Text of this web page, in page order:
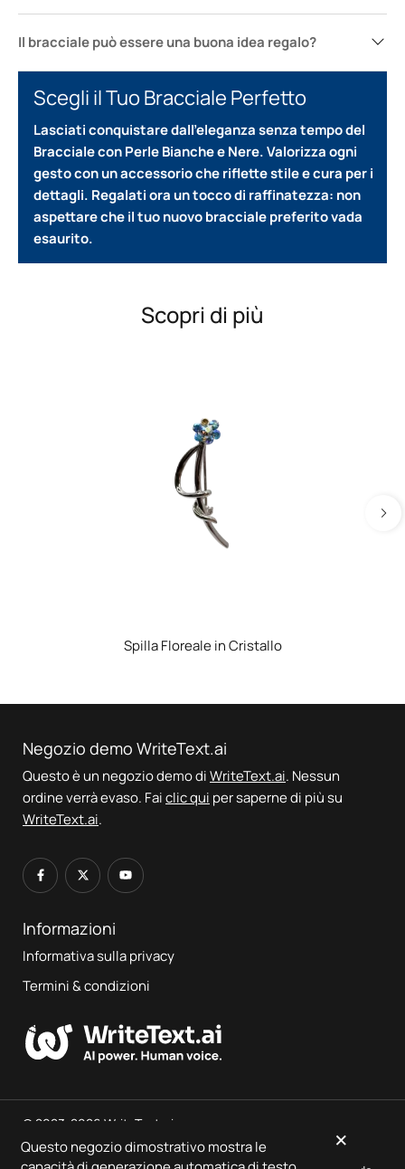
Il bracciale può essere una buona idea regalo?
Scegli il Tuo Bracciale Perfetto
Lasciati conquistare dall’eleganza senza tempo del
Bracciale con Perle Bianche e Nere.Valorizza ogni
gesto con un accessorio che riflette stile e cura per i
dettagli. Regalati ora un tocco di raffinatezza: non
aspettare che il tuo nuovo bracciale preferito vada
esaurito.
Scopri di più
Spilla Floreale in Cristallo
Negozio demo WriteText.ai
Questo è un negozio demo diWriteText.ai. Nessun
ordine verrà evaso. Faiclic qui per saperne di più su
WriteText.ai.
Informazioni
Informativa sulla privacy
Termini & condizioni
© 2023-2026 WriteText.ai
Questo negozio dimostrativo mostra le
×